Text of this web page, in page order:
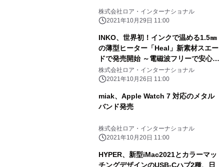
株式会社ロア・インターナショナル
2021年10月29日 11:00
INKO、世界初！インクで温める1.5㎜
の薄型ヒーター「Heal」新素材スエー
ドで発売開始 ～電磁波フリーで安心安
全、速暖47℃のシート全面発熱～
株式会社ロア・インターナショナル
2021年10月26日 11:00
miak、Apple Watch 7 対応のメタル
バンド発売
株式会社ロア・インターナショナル
2021年10月20日 11:00
HYPER、新型iMac2021とカラーマッ
チングデザインのUSB-Cハブ2種、日